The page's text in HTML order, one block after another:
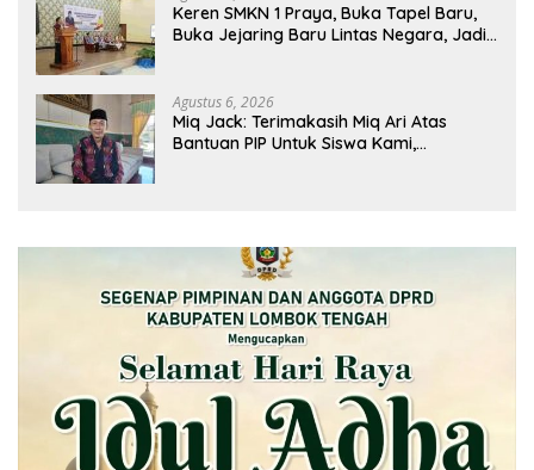
Keren SMKN 1 Praya, Buka Tapel Baru,
Buka Jejaring Baru Lintas Negara, Jadi
Agustus 6, 2026
Miq Jack: Terimakasih Miq Ari Atas
Bantuan PIP Untuk Siswa Kami,